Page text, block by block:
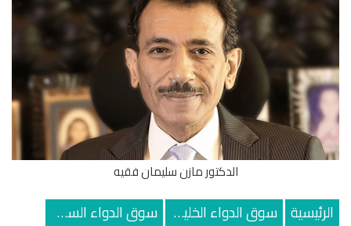
الدكتور مازن سليمان فقيه
الرئيسية سوق الدواء الخليجي سوق الدواء السعودي